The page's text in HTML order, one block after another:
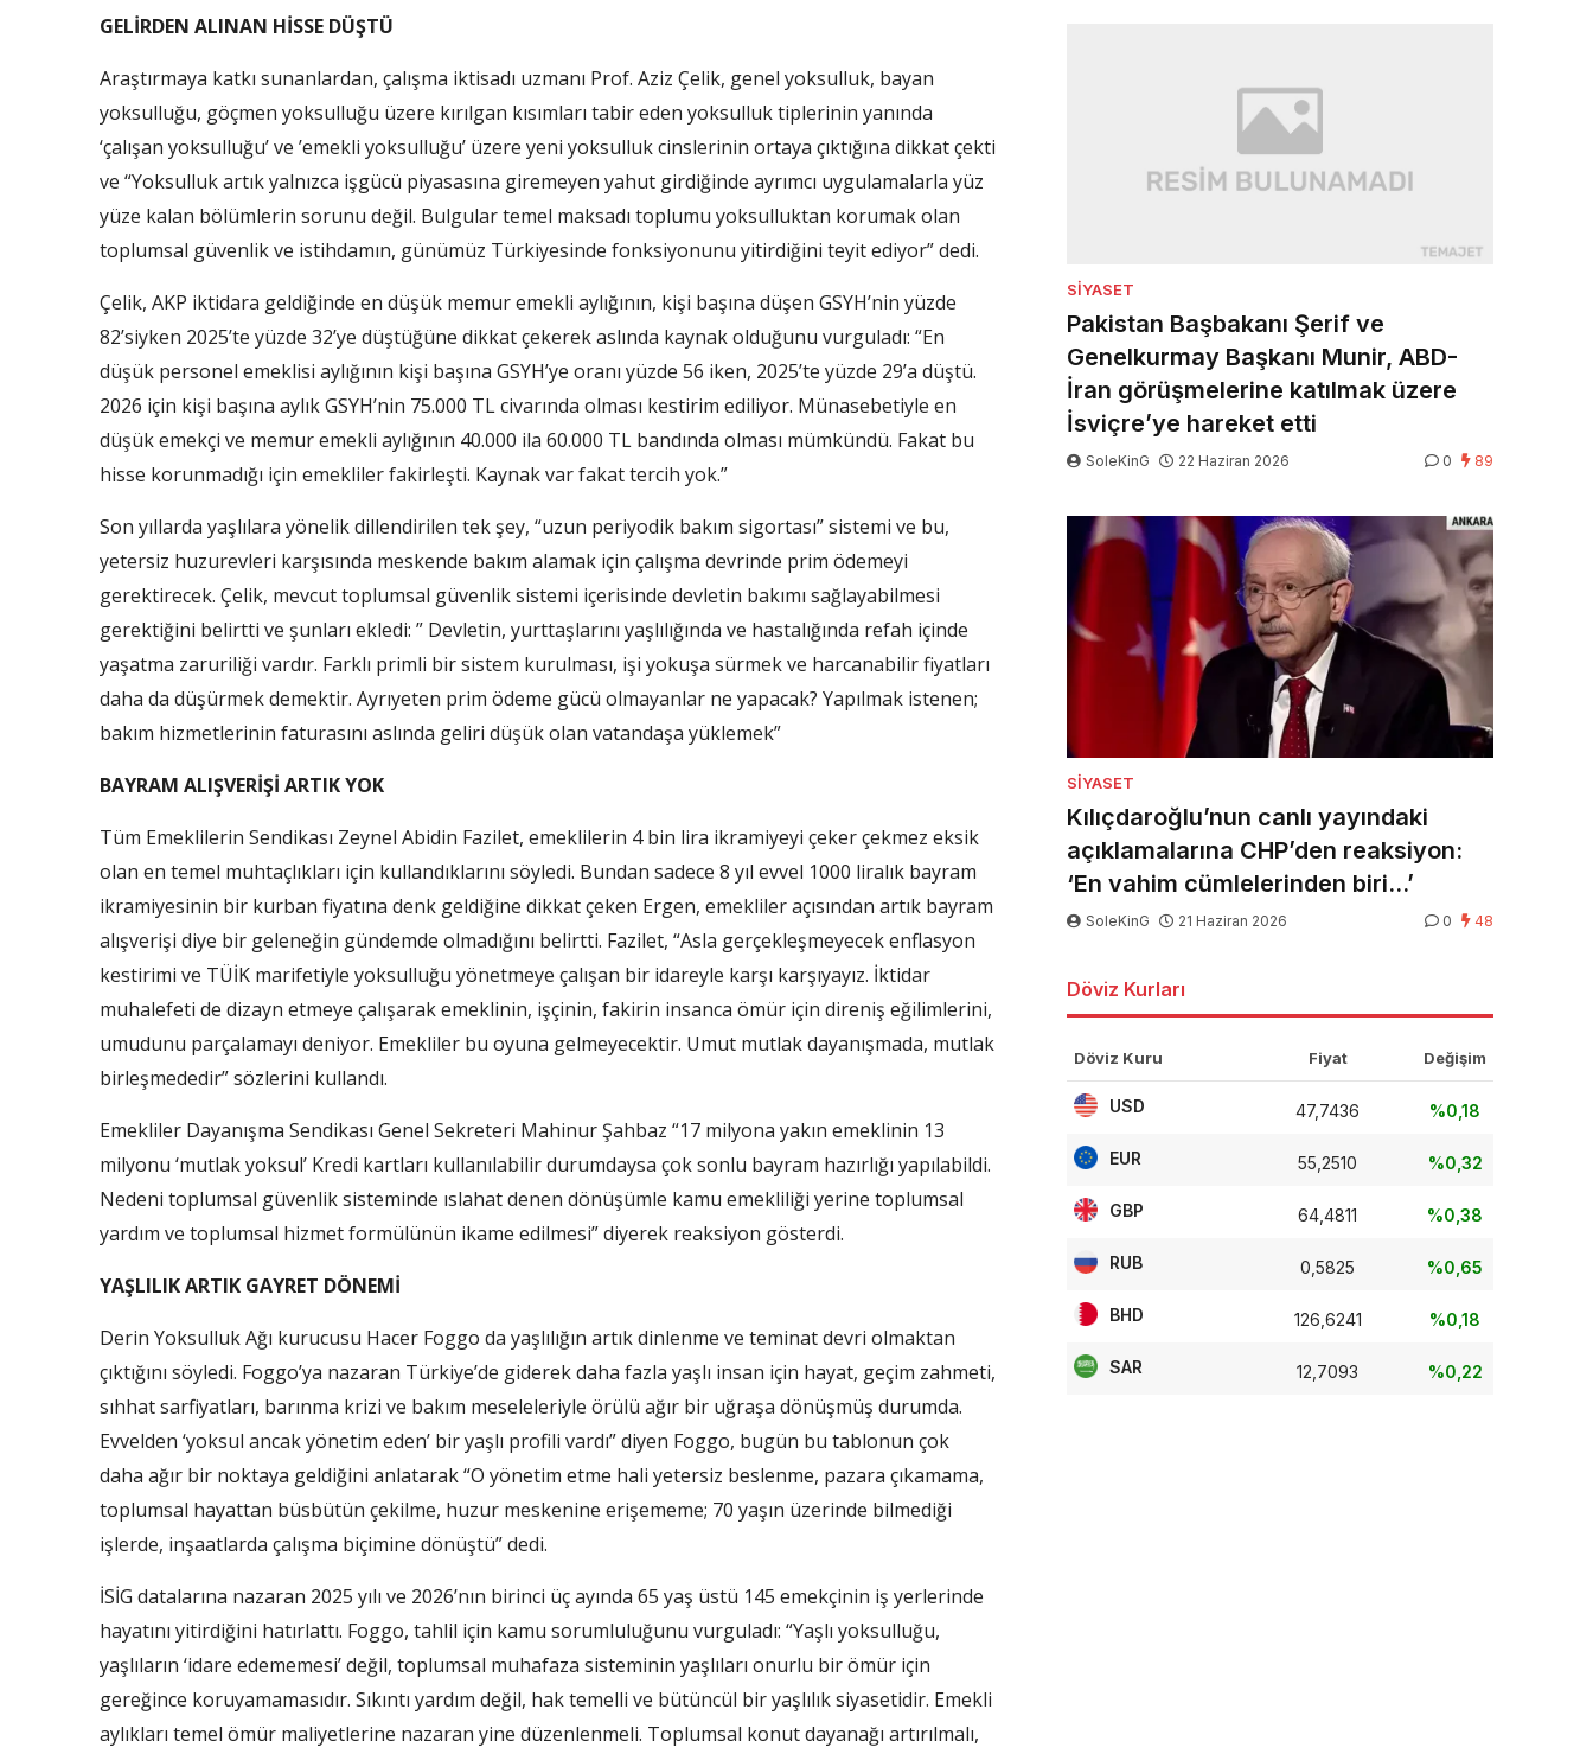
GELİRDEN ALINAN HİSSE DÜŞTÜ
Araştırmaya katkı sunanlardan, çalışma iktisadı uzmanı Prof. Aziz Çelik, genel yoksulluk, bayan
yoksulluğu, göçmen yoksulluğu üzere kırılgan kısımları tabir eden yoksulluk tiplerinin yanında
‘çalışan yoksulluğu’ ve ’emekli yoksulluğu’ üzere yeni yoksulluk cinslerinin ortaya çıktığına dikkat çekti
ve “Yoksulluk artık yalnızca işgücü piyasasına giremeyen yahut girdiğinde ayrımcı uygulamalarla yüz
yüze kalan bölümlerin sorunu değil. Bulgular temel maksadı toplumu yoksulluktan korumak olan
toplumsal güvenlik ve istihdamın, günümüz Türkiyesinde fonksiyonunu yitirdiğini teyit ediyor” dedi.
Çelik, AKP iktidara geldiğinde en düşük memur emekli aylığının, kişi başına düşen GSYH’nin yüzde
82’siyken 2025’te yüzde 32’ye düştüğüne dikkat çekerek aslında kaynak olduğunu vurguladı: “En
düşük personel emeklisi aylığının kişi başına GSYH’ye oranı yüzde 56 iken, 2025’te yüzde 29’a düştü.
2026 için kişi başına aylık GSYH’nin 75.000 TL civarında olması kestirim ediliyor. Münasebetiyle en
düşük emekçi ve memur emekli aylığının 40.000 ila 60.000 TL bandında olması mümkündü. Fakat bu
hisse korunmadığı için emekliler fakirleşti. Kaynak var fakat tercih yok.”
Son yıllarda yaşlılara yönelik dillendirilen tek şey, “uzun periyodik bakım sigortası” sistemi ve bu,
yetersiz huzurevleri karşısında meskende bakım alamak için çalışma devrinde prim ödemeyi
gerektirecek. Çelik, mevcut toplumsal güvenlik sistemi içerisinde devletin bakımı sağlayabilmesi
gerektiğini belirtti ve şunları ekledi: ” Devletin, yurttaşlarını yaşlılığında ve hastalığında refah içinde
yaşatma zaruriliği vardır. Farklı primli bir sistem kurulması, işi yokuşa sürmek ve harcanabilir fiyatları
daha da düşürmek demektir. Ayrıyeten prim ödeme gücü olmayanlar ne yapacak? Yapılmak istenen;
bakım hizmetlerinin faturasını aslında geliri düşük olan vatandaşa yüklemek”
BAYRAM ALIŞVERİŞİ ARTIK YOK
Tüm Emeklilerin Sendikası Zeynel Abidin Fazilet, emeklilerin 4 bin lira ikramiyeyi çeker çekmez eksik
olan en temel muhtaçlıkları için kullandıklarını söyledi. Bundan sadece 8 yıl evvel 1000 liralık bayram
ikramiyesinin bir kurban fiyatına denk geldiğine dikkat çeken Ergen, emekliler açısından artık bayram
alışverişi diye bir geleneğin gündemde olmadığını belirtti. Fazilet, “Asla gerçekleşmeyecek enflasyon
kestirimi ve TÜİK marifetiyle yoksulluğu yönetmeye çalışan bir idareyle karşı karşıyayız. İktidar
muhalefeti de dizayn etmeye çalışarak emeklinin, işçinin, fakirin insanca ömür için direniş eğilimlerini,
umudunu parçalamayı deniyor. Emekliler bu oyuna gelmeyecektir. Umut mutlak dayanışmada, mutlak
birleşmededir” sözlerini kullandı.
Emekliler Dayanışma Sendikası Genel Sekreteri Mahinur Şahbaz “17 milyona yakın emeklinin 13
milyonu ‘mutlak yoksul’ Kredi kartları kullanılabilir durumdaysa çok sonlu bayram hazırlığı yapılabildi.
Nedeni toplumsal güvenlik sisteminde ıslahat denen dönüşümle kamu emekliliği yerine toplumsal
yardım ve toplumsal hizmet formülünün ikame edilmesi” diyerek reaksiyon gösterdi.
YAŞLILIK ARTIK GAYRET DÖNEMİ
Derin Yoksulluk Ağı kurucusu Hacer Foggo da yaşlılığın artık dinlenme ve teminat devri olmaktan
çıktığını söyledi. Foggo’ya nazaran Türkiye’de giderek daha fazla yaşlı insan için hayat, geçim zahmeti,
sıhhat sarfiyatları, barınma krizi ve bakım meseleleriyle örülü ağır bir uğraşa dönüşmüş durumda.
Evvelden ‘yoksul ancak yönetim eden’ bir yaşlı profili vardı” diyen Foggo, bugün bu tablonun çok
daha ağır bir noktaya geldiğini anlatarak “O yönetim etme hali yetersiz beslenme, pazara çıkamama,
toplumsal hayattan büsbütün çekilme, huzur meskenine erişememe; 70 yaşın üzerinde bilmediği
işlerde, inşaatlarda çalışma biçimine dönüştü” dedi.
İSİG datalarına nazaran 2025 yılı ve 2026’nın birinci üç ayında 65 yaş üstü 145 emekçinin iş yerlerinde
hayatını yitirdiğini hatırlattı. Foggo, tahlil için kamu sorumluluğunu vurguladı: “Yaşlı yoksulluğu,
yaşlıların ‘idare edememesi’ değil, toplumsal muhafaza sisteminin yaşlıları onurlu bir ömür için
gereğince koruyamamasıdır. Sıkıntı yardım değil, hak temelli ve bütüncül bir yaşlılık siyasetidir. Emekli
aylıkları temel ömür maliyetlerine nazaran yine düzenlenmeli. Toplumsal konut dayanağı artırılmalı,
SIYASET
Pakistan Başbakanı Şerif ve
Genelkurmay Başkanı Munir, ABD-
İran görüşmelerine katılmak üzere
İsviçre’ye hareket etti
SoleKinG 22 Haziran 2026 0 89
SIYASET
Kılıçdaroğlu’nun canlı yayındaki
açıklamalarına CHP’den reaksiyon:
‘En vahim cümlelerinden biri…’
SoleKinG 21 Haziran 2026 0 48
Döviz Kurları
Döviz Kuru Fiyat Değişim
USD 47,7436 %0,18
EUR 55,2510 %0,32
GBP 64,4811 %0,38
RUB 0,5825 %0,65
BHD 126,6241 %0,18
SAR 12,7093 %0,22